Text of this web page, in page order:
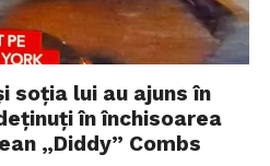
soția lui au ajuns în
în închisoarea
„Diddy” Combs